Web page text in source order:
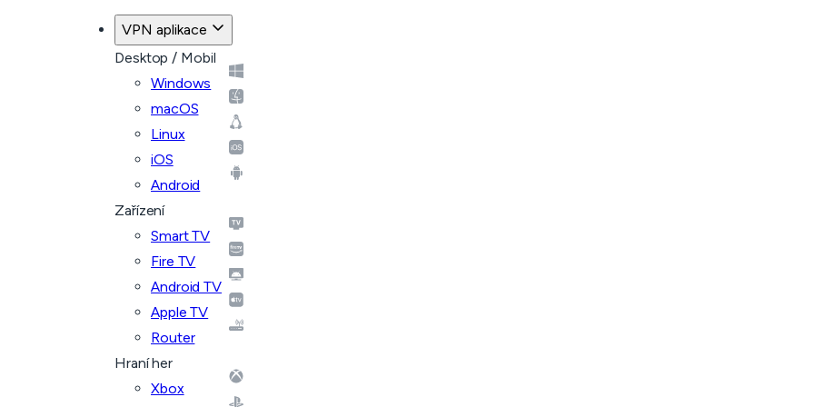
VPN aplikace
Desktop / Mobil
Windows
macOS
Linux
iOS
Android
Zařízení
Smart TV
Fire TV
Android TV
Apple TV
Router
Hraní her
Xbox